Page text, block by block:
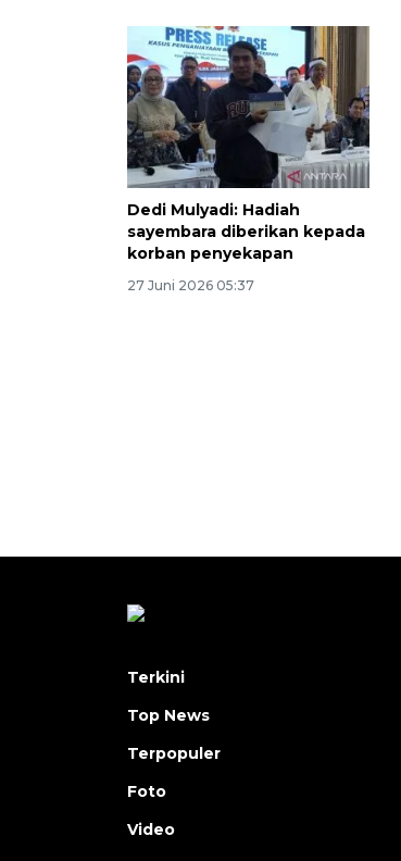
Dedi Mulyadi: Hadiah
sayembara diberikan kepada
korban penyekapan
27 Juni 2026 05:37
Terkini
Top News
Terpopuler
Foto
Video